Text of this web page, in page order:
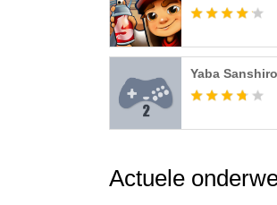
Yaba
Actuele